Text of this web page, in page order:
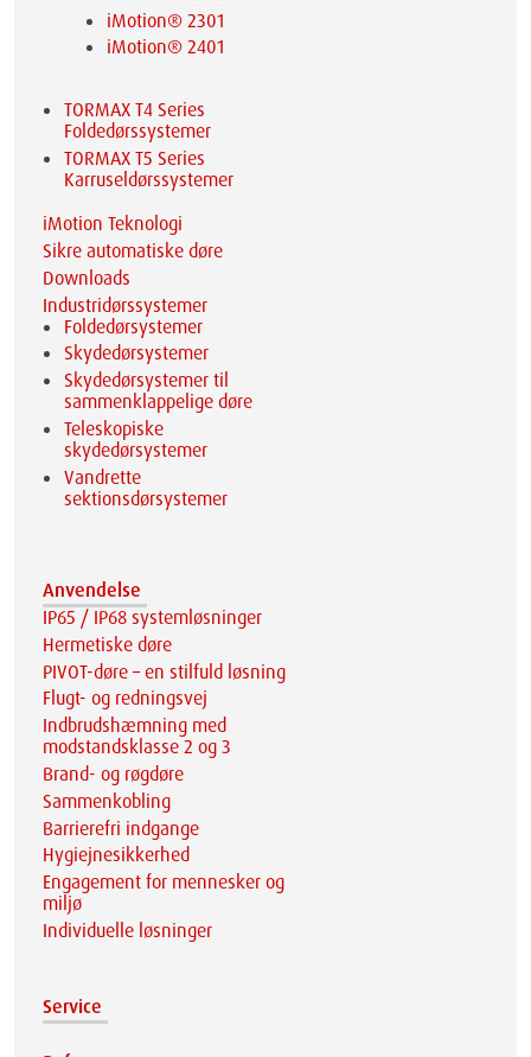
iMotion® 2301
iMotion® 2401
TORMAX T4 Series
Foldedørssystemer
TORMAX T5 Series
Karruseldørssystemer
iMotion Teknologi
Sikre automatiske døre
Downloads
Industridørssystemer
Foldedørsystemer
Skydedørsystemer
Skydedørsystemer til
sammenklappelige døre
Teleskopiske
skydedørsystemer
Vandrette
sektionsdørsystemer
Anvendelse
IP65 / IP68 systemløsninger
Hermetiske døre
PIVOT-døre – en stilfuld løsning
Flugt- og redningsvej
Indbrudshæmning med
modstandsklasse 2 og 3
Brand- og røgdøre
Sammenkobling
Barrierefri indgange
Hygiejnesikkerhed
Engagement for mennesker og
miljø
Individuelle løsninger
Service